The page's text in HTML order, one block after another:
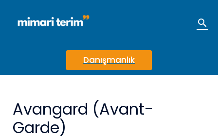
Danışmanlık
Avangard (Avant-
Garde)